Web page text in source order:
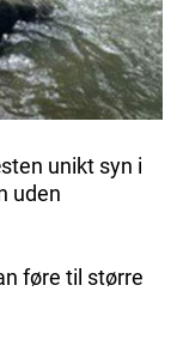
unikt syn i
uden
føre til større